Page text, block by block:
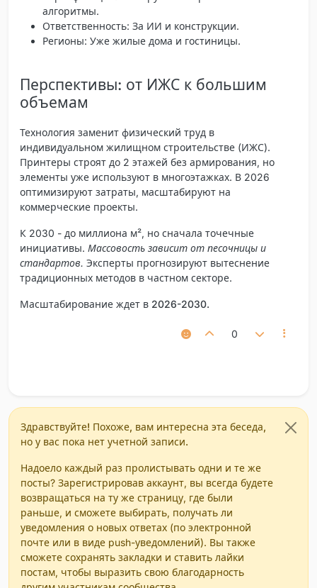
алгоритмы.
Ответственность: За ИИ и конструкции.
Регионы: Уже жилые дома и гостиницы.
Перспективы: от ИЖС к большим
объемам
Технология заменит физический труд в
индивидуальном жилищном строительстве (ИЖС).
Принтеры строят до 2 этажей без армирования, но
элементы уже используют в многоэтажках. В 2026
оптимизируют затраты, масштабируют на
коммерческие проекты.
К 2030 - до миллиона м², но сначала точечные
инициативы. Массовость зависит от песочницы и
стандартов. Эксперты прогнозируют вытеснение
традиционных методов в частном секторе.
Масштабирование ждет в 2026-2030.
0
Здравствуйте! Похоже, вам интересна эта беседа,
но у вас пока нет учетной записи.
Надоело каждый раз пролистывать одни и те же
посты? Зарегистрировав аккаунт, вы всегда будете
возвращаться на ту же страницу, где были
раньше, и сможете выбирать, получать ли
уведомления о новых ответах (по электронной
почте или в виде push-уведомлений). Вы также
сможете сохранять закладки и ставить лайки
постам, чтобы выразить свою благодарность